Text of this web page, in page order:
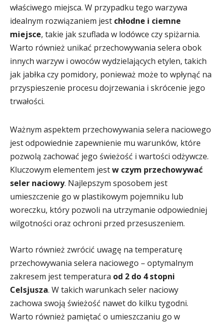
właściwego miejsca. W przypadku tego warzywa
idealnym rozwiązaniem jest chłodne i ciemne
miejsce, takie jak szuflada w lodówce czy spiżarnia.
Warto również unikać przechowywania selera obok
innych warzyw i owoców wydzielających etylen, takich
jak jabłka czy pomidory, ponieważ może to wpłynąć na
przyspieszenie procesu dojrzewania i skrócenie jego
trwałości.
Ważnym aspektem przechowywania selera naciowego
jest odpowiednie zapewnienie mu warunków, które
pozwolą zachować jego świeżość i wartości odżywcze.
Kluczowym elementem jestw czym przechowywać
seler naciowy. Najlepszym sposobem jest
umieszczenie go w plastikowym pojemniku lub
woreczku, który pozwoli na utrzymanie odpowiedniej
wilgotności oraz ochroni przed przesuszeniem.
Warto również zwrócić uwagę na temperaturę
przechowywania selera naciowego – optymalnym
zakresem jest temperatura od 2 do 4 stopni
Celsjusza. W takich warunkach seler naciowy
zachowa swoją świeżość nawet do kilku tygodni.
Warto również pamiętać o umieszczaniu go w